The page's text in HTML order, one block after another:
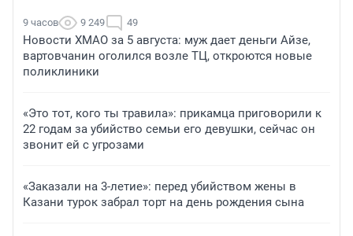
9 часов 9 249 49
Новости ХМАО за 5 августа: муж дает деньги Айзе,
вартовчанин оголился возле ТЦ, откроются новые
поликлиники
«Это тот, кого ты травила»: прикамца приговорили к
22 годам за убийство семьи его девушки, сейчас он
звонит ей с угрозами
«Заказали на 3-летие»: перед убийством жены в
Казани турок забрал торт на день рождения сына